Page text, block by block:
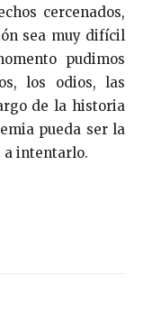
cercenados,
sea muy difícil
pudimos
los odios, las
de la historia
pueda ser la
a intentarlo.